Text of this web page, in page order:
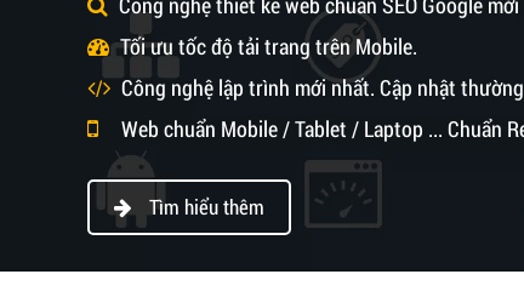
Tối ưu tốc độ tải trang trên Mobile.
Công nghệ lập trình mới nhất. Cập nhật
Web chuẩn Mobile / Tablet / Laptop ... Chuẩn
Tìm hiểu thêm